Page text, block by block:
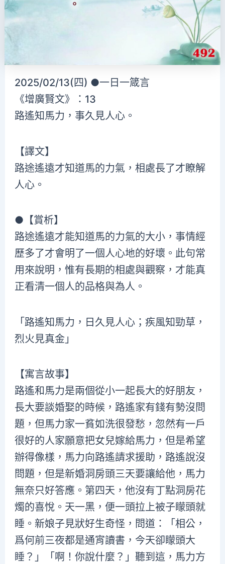
2025/02/13(四) ●一日一箴言
《增廣賢文》：13
路遙知馬力，事久見人心。
【譯文】
路途遙遠才知道馬的力氣，相處長了才瞭解
人心。
●【賞析】
路途遙遠才能知道馬的力氣的大小，事情經
歷多了才會明了一個人心地的好壞。此句常
用來說明，惟有長期的相處與觀察，才能真
正看清一個人的品格與為人。
「路遙知馬力，日久見人心；疾風知勁草，
烈火見真金」
【寓言故事】
路遙和馬力是兩個從小一起長大的好朋友，
長大要談婚娶的時候，路遙家有錢有勢沒問
題，但馬力家一貧如洗很發愁，忽然有一戶
很好的人家願意把女兒嫁給馬力，但是希望
辦得像樣，馬力向路遙請求援助，路遙說沒
問題，但是新婚洞房頭三天要讓給他，馬力
無奈只好答應。第四天，他沒有丁點洞房花
燭的喜悅。天一黑，便一頭拉上被子矇頭就
睡。新娘子見狀好生奇怪，問道：「相公，
爲何前三夜都是通宵讀書，今天卻矇頭大
睡？」「啊！你說什麼？」聽到這，馬力方